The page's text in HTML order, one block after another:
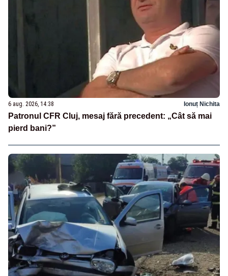
6 aug. 2026, 14:38 Ionuț Nichita
Patronul CFR Cluj, mesaj fără precedent: „Cât să mai
pierd bani?”